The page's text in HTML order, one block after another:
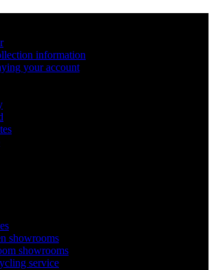
information
your account
showrooms
showrooms
service